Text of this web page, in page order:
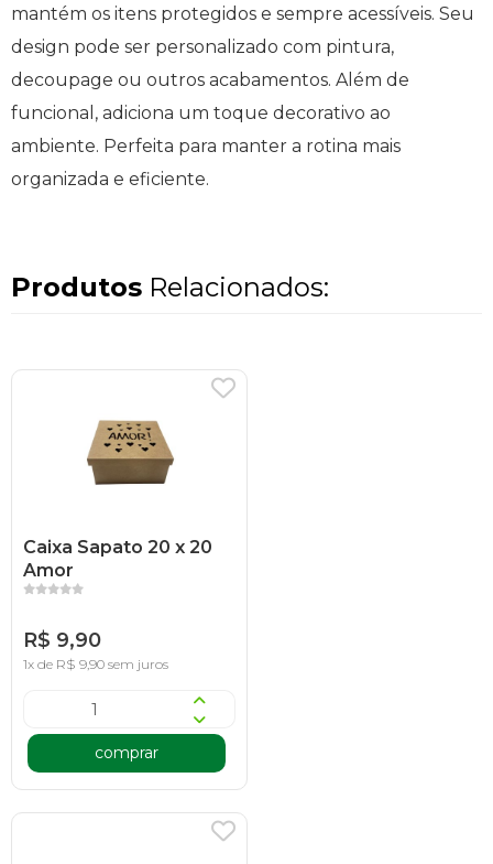
mantém os itens protegidos e sempre acessíveis. Seu
design pode ser personalizado com pintura,
decoupage ou outros acabamentos. Além de
funcional, adiciona um toque decorativo ao
ambiente. Perfeita para manter a rotina mais
organizada e eficiente.
Produtos Relacionados:
Caixa Sapato 20 x 20
Amor
R$ 9,90
1x de R$ 9,90 sem juros
comprar